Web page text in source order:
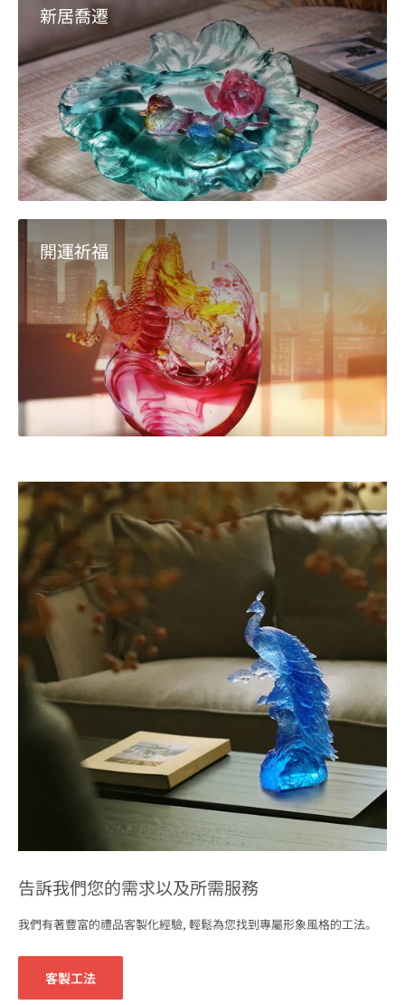
新居喬遷
開運祈福
告訴我們您的需求以及所需服務
我們有著豐富的禮品客製化經驗, 輕鬆為您找到專屬形象風格的工法。
客製工法